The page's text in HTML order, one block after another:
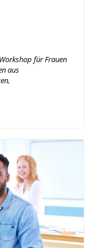
für Frauen
aus